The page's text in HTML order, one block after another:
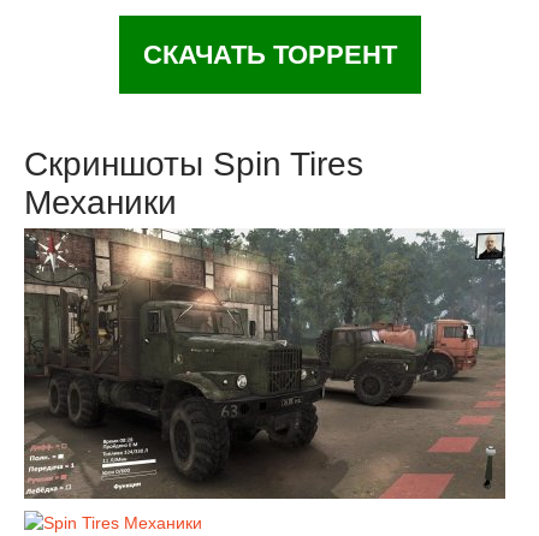
СКАЧАТЬ ТОРРЕНТ
Скриншоты Spin Tires
Механики